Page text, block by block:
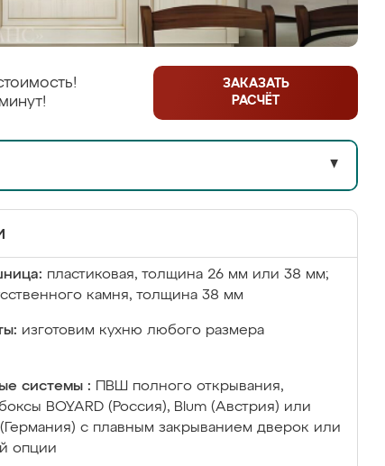
ЗАКАЗАТЬ
РАСЧЁТ
▼
пластиковая, толщина 26 мм или 38 мм;
камня, толщина 38 мм
изготовим кухню любого размера
системы :
ПВШ полного открывания,
BOYARD (Россия), Blum (Австрия) или
с плавным закрыванием дверок или
опции